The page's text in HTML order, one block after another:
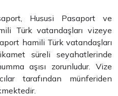
Hususi Pasaport ve
Türk vatandaşları vizeye
hamili Türk vatandaşları
süreli seyahatlerinde
aşısı zorunludur. Vize
tarafından münferiden